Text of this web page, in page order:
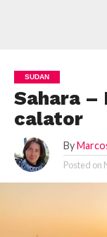
SUDAN
Sahara –
calator
By
Posted on